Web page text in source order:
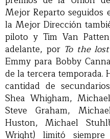
Mejor Reparto seguidos
la Mejor Dirección
piloto y Tim Van
adelante, por To the
Emmy para Bobby
de la tercera temporada.
cantidad de
Shea Whigham,
Steve Graham,
Huston, Michael
Wright) limitó